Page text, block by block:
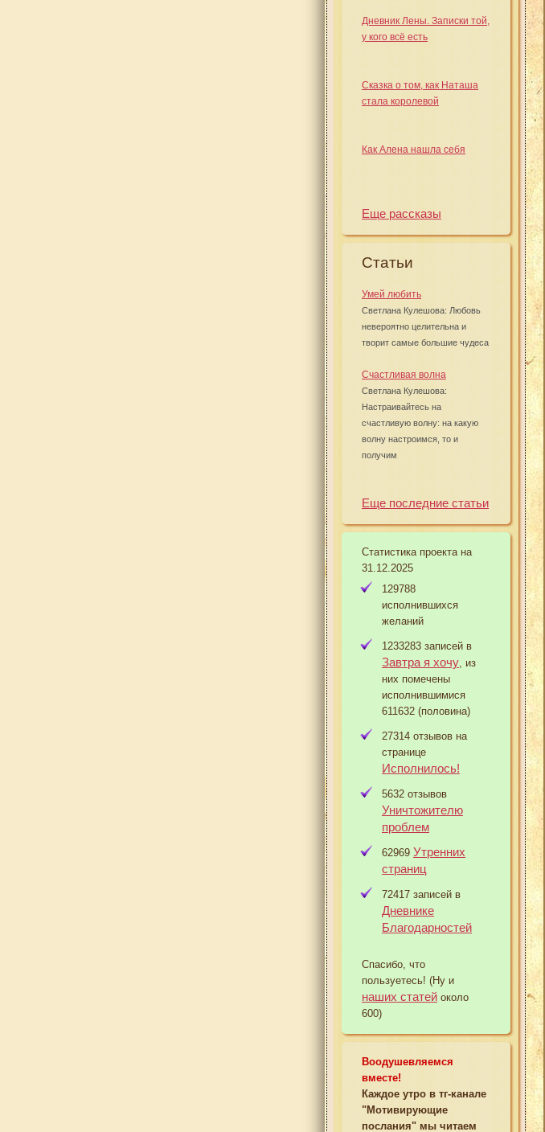
Дневник Лены. Записки той,
у кого всё есть
Сказка о том, как Наташа
стала королевой
Как Алена нашла себя
Еще рассказы
Статьи
Умей любить
Светлана Кулешова: Любовь
невероятно целительна и
творит самые большие чудеса
Счастливая волна
Светлана Кулешова:
Настраивайтесь на
счастливую волну: на какую
волну настроимся, то и
получим
Еще последние статьи
Статистика проекта на
31.12.2025
129788
исполнившихся
желаний
1233283 записей в
Завтра я хочу , из
них помечены
исполнившимися
611632 (половина)
27314 отзывов на
странице
Исполнилось!
5632 отзывов
Уничтожителю
проблем
62969 Утренних
страниц
72417 записей в
Дневнике
Благодарностей
Спасибо, что
пользуетесь! (Ну и
наших статей около
600)
Воодушевляемся
вместе!
Каждое утро в тг-канале
"Мотивирующие
послания" мы читаем